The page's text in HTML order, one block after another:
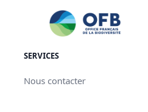
SERVICES
Nous contacter